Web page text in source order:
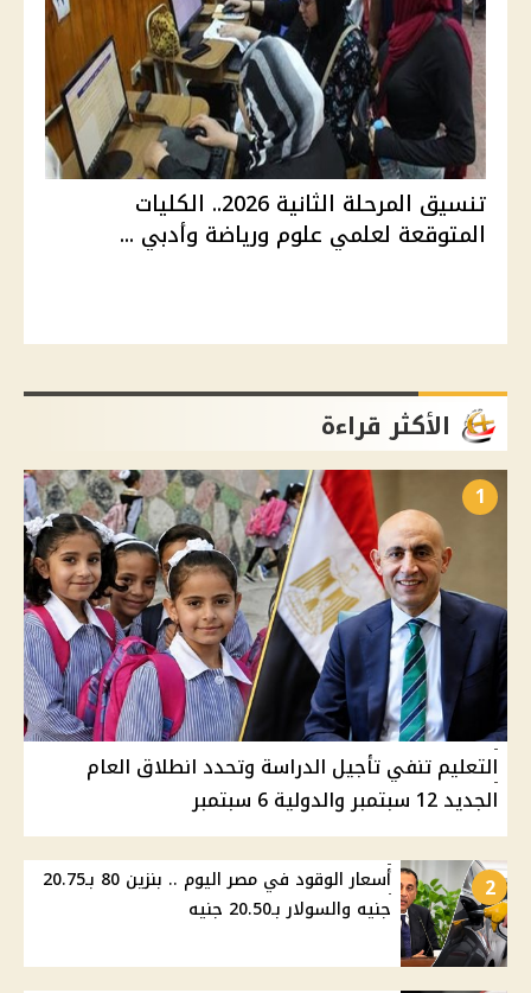
تنسيق المرحلة الثانية 2026.. الكليات
المتوقعة لعلمي علوم ورياضة وأدبي ...
الأكثر قراءة
1
التعليم تنفي تأجيل الدراسة وتحدد انطلاق العام
الجديد 12 سبتمبر والدولية 6 سبتمبر
2
أسعار الوقود في مصر اليوم .. بنزين 80 بـ20.75
جنيه والسولار بـ20.50 جنيه